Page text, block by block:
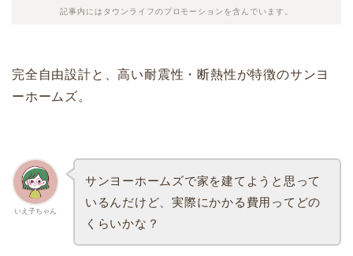
記事内にはタウンライフのプロモーションを含んでいます。
完全自由設計と、高い耐震性・断熱性が特徴のサンヨ
ーホームズ。
いえ子ちゃん
サンヨーホームズで家を建てようと思って
いるんだけど、実際にかかる費用ってどの
くらいかな？